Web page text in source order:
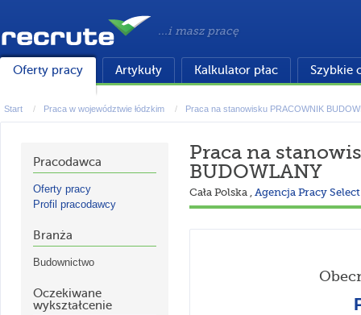
...i masz pracę
Oferty pracy Artykuły Kalkulator płac Szybkie
Start Praca w województwie łódzkim Praca na stanowisku PRACOWNIK
Pracodawca
Oferty pracy
Profil pracodawcy
Branża
Budownictwo
Oczekiwane
wykształcenie
Praca na
BUDOWLANY
Cała Polska, Agencja Pracy Select